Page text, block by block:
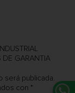
GARANTIA
publicada.
con *